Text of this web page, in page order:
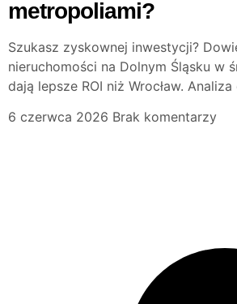
metropoliami?
Szukasz zyskownej inwestycji?
nieruchomości na Dolnym Śląsku w
dają lepsze ROI niż Wrocław.
6 czerwca 2026 Brak komentarzy